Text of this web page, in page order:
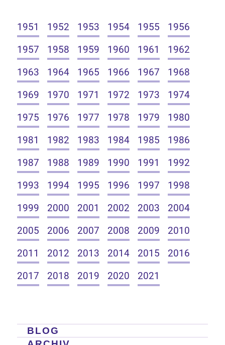
1951 1952 1953 1954 1955
1956
1957
1958 1959 1960 1961
1962
1963
1964 1965 1966 1967
1968
1969
1970 1971 1972 1973
1974
1975
1976 1977 1978 1979
1980
1981
1982 1983 1984 1985
1986
1987
1988 1989 1990 1991
1992
1993
1994 1995 1996 1997
1998
1999
2000 2001 2002 2003
2004
2005
2006 2007 2008 2009
2010
2011
2012 2013 2014 2015
2016
2017
2018 2019 2020 2021
BLOG